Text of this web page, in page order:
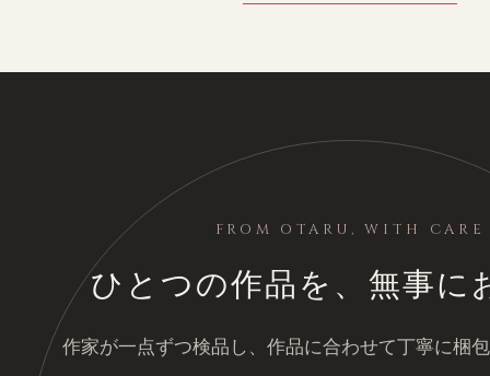
FROM OTARU, WITH CARE
ひとつの作品を、無事に
作家が一点ずつ検品し、作品に合わせて丁寧に梱